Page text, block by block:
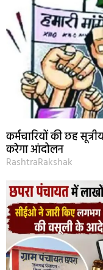
कर्मचारियों की छह
करेगा आंदोलन
RashtraRakshak